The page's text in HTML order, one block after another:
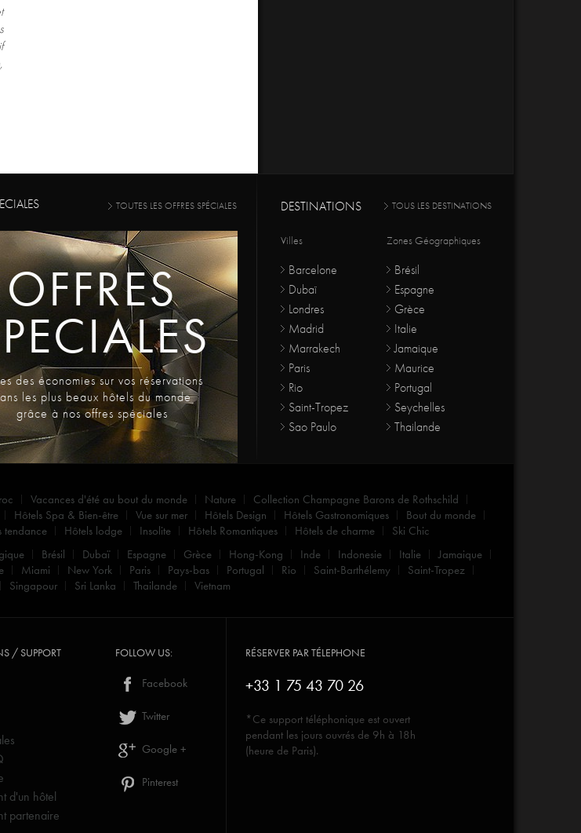
TOUTES LES OFFRES SPÉCIALES
OFFRES
des économies sur vos réservations
les plus beaux hôtels du monde
grâce à nos offres spéciales
DESTINATIONS TOUS LES DESTINATIONS
Villes
Barcelone
Dubaï
Londres
Madrid
Marrakech
Paris
Rio
Saint-Tropez
Sao Paulo
Zones Géographiques
Brésil
Espagne
Grèce
Italie
Jamaique
Maurice
Portugal
Seychelles
Thailande
Vacances d'été au bout du monde Nature
Collection Champagne Barons de Rothschild
Hôtels Spa & Bien-être Vue sur mer Hôtels Design Hôtels Gastronomiques
Bout du monde
tendance Hôtels lodge Insolite Hôtels Romantiques Hôtels de charme
Ski Chic
Brésil Dubaï Espagne Grèce Hong-Kong Inde Indonesie Italie
Jamaique
Miami New York Paris Pays-bas Portugal Rio Saint-Barthélemy
Saint-Tropez
Singapour Sri Lanka Thailande Vietnam
/ SUPPORT
d'un hôtel
partenaire
FOLLOW US:
Facebook
Twitter
Google +
Pinterest
RÉSERVER PAR TÉLEPHONE
+33 1 75 43 70 26
*Ce support téléphonique est ouvert
pendant les jours ouvrés de 9h à 18h
(heure de Paris).